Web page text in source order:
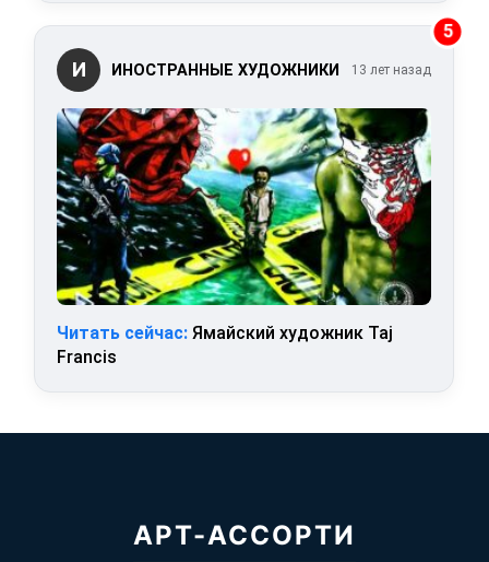
5
И ИНОСТРАННЫЕ ХУДОЖНИКИ 13 лет назад
Читать сейчас: Ямайский художник Taj
Francis
АРТ-АССОРТИ